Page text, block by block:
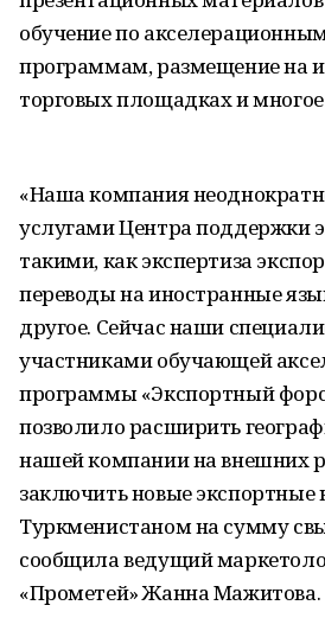
обучение по
программам, размещение на
торговых площадках и многое
«Наша компания
услугами Центра поддержки
такими, как экспертиза
переводы на иностранные
другое. Сейчас наши
участниками обучающей
программы «Экспортный
позволило расширить
нашей компании на внешних
заключить новые экспортные
Туркменистаном на сумму
сообщила ведущий
«Прометей» Жанна Мажитова.